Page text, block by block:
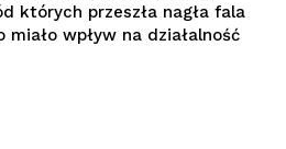
których przeszła nagła fala
wpływ na działalność